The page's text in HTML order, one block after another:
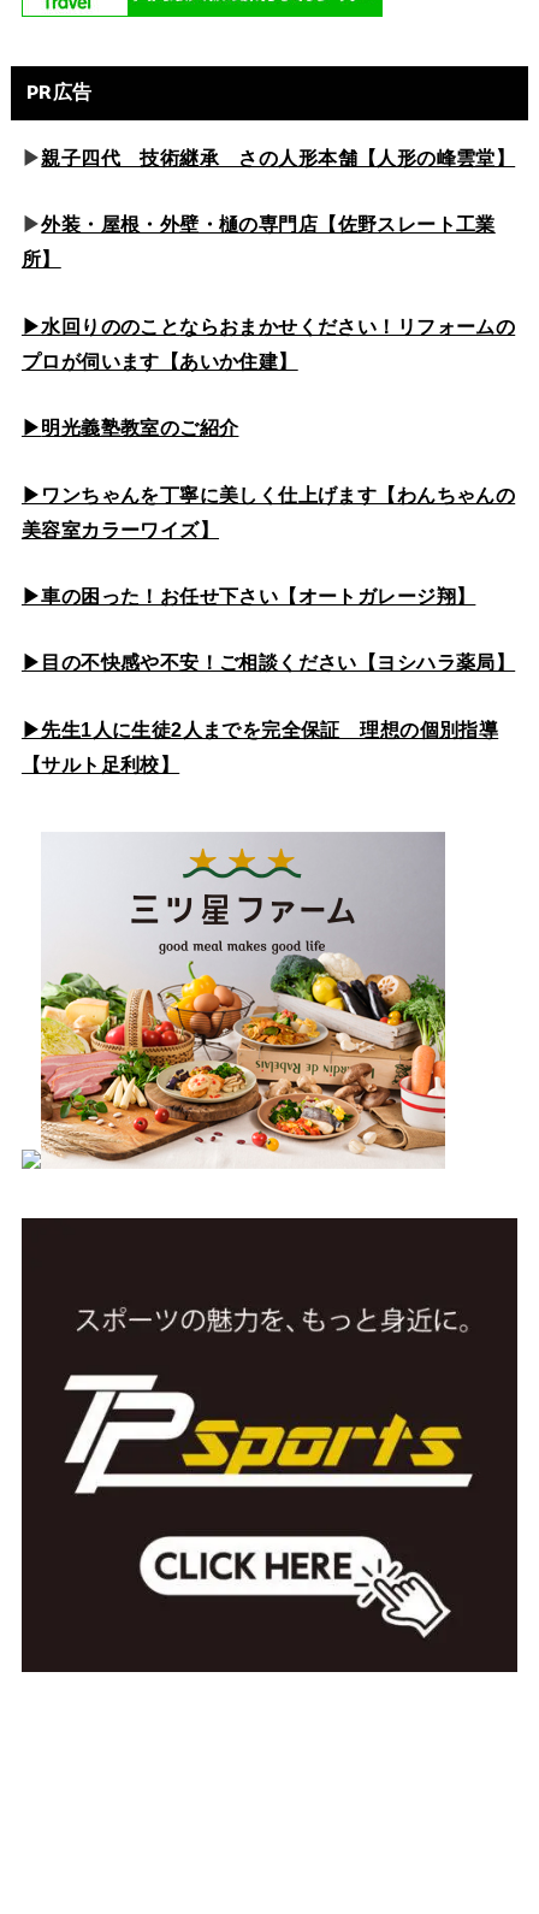
PR広告
▶親子四代 技術継承 さの人形本舗【人形の峰雲堂】
▶外装・屋根・外壁・樋の専門店【佐野スレート工業
所】
▶水回りののことならおまかせください！リフォームの
プロが伺います【あいか住建】
▶明光義塾教室のご紹介
▶ワンちゃんを丁寧に美しく仕上げます【わんちゃんの
美容室カラーワイズ】
▶車の困った！お任せ下さい【オートガレージ翔】
▶目の不快感や不安！ご相談ください【ヨシハラ薬局】
▶先生1人に生徒2人までを完全保証 理想の個別指導
【サルト足利校】